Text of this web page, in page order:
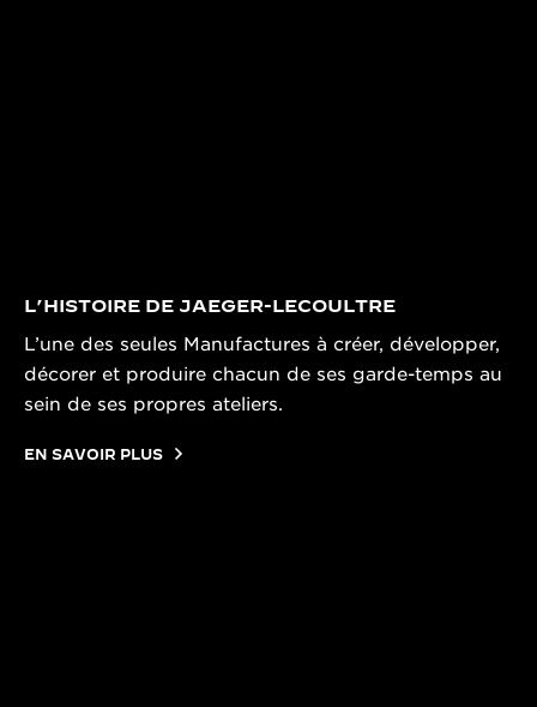
L’HISTOIRE DE JAEGER-LECOULTRE
L’une des seules Manufactures à créer, développer,
décorer et produire chacun de ses garde-temps au
sein de ses propres ateliers.
EN SAVOIR PLUS